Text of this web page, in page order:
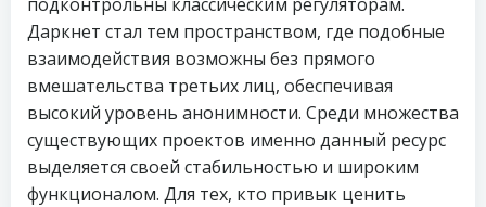
Даркнет стал тем пространством, где подобные
взаимодействия возможны без прямого
вмешательства третьих лиц, обеспечивая
высокий уровень анонимности. Среди множества
существующих проектов именно данный ресурс
выделяется своей стабильностью и широким
функционалом. Для тех, кто привык ценить